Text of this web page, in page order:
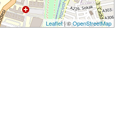
Leaflet| ©OpenStreetMap